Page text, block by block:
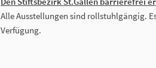
Alle Ausstellungen sind rollstuhlgängig.
Verfügung.